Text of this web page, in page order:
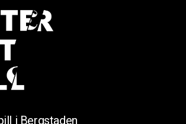
i Bergstaden